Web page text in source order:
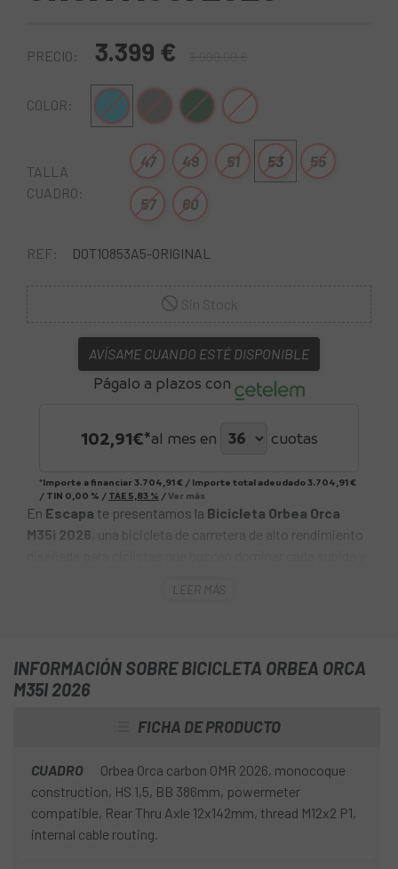
PRECIO: 3.399 €
COLOR: Azul Verde-Negro
Blanco-Lila
TALLA
CUADRO:
47 49 51 53 55
57 60
REF: DOT10853A5-ORIGINAL
AVÍSAME CUANDO ESTÉ DISPONIBLE
Págalo a plazos con
102,91€*al mes en cuotas
*Importe a financiar3.704,91 € / Importe total adeudado3.704,91 €
/ TIN 0,00 % / TAE 5,83 % /Ver más
En Escapa te presentamos la Bicicleta Orbea Orca
M35i 2026 , una bicicleta de carretera de alto rendimiento
optimizada para la escalada, esta bici de carbono te
ofrece la máxima eficiencia en los puertos más exigentes.
Su sistema de transmisión electrónico aporta una
aceleración instantánea y una respuesta impecable, ideal
control total sobre el asfalto.
LaBicicleta Orbea Orca M35i 2026es la elección ideal
para ciclistas apasionados que quieren una bici liviana,
potente y perfectamente equipada para afrontar tanto
LEER MÁS
INFORMACIÓN SOBRE BICICLETA ORBEA ORCA
M35I 2026
FICHA DE PRODUCTO
CUADRO
Orbea Orca carbon OMR 2026, monocoque
construction, HS 1,5, BB 386mm, powermeter
compatible, Rear Thru Axle 12x142mm, thread M12x2 P1,
internal cable routing.